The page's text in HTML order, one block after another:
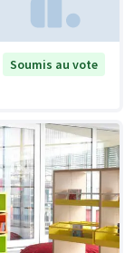
Soumis au vote